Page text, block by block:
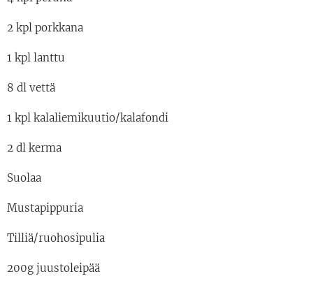
2 kpl porkkana
1 kpl lanttu
8 dl vettä
1 kpl kalaliemikuutio/kalafondi
2 dl kerma
Suolaa
Mustapippuria
Tilliä/ruohosipulia
200g juustoleipää